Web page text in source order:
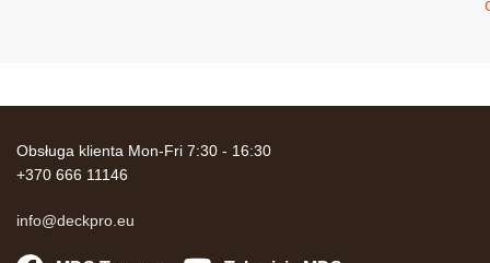
Obsługa klienta Mon-Fri 7:30 - 16:30
+370 666 11146
info@deckpro.eu